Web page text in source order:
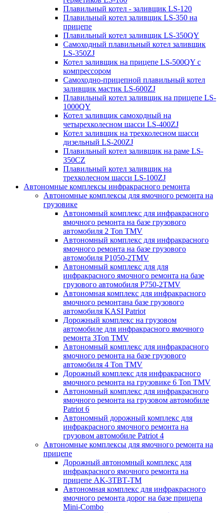
Плавильный котел - заливщик LS-120
Плавильный котел заливщик LS-350 на
прицепе
Плавильный котел заливщик LS-350QY
Самоходный плавильный котел заливщик
LS-350ZJ
Котел заливщик на прицепе LS-500QY с
компрессором
Самоходно-прицепной плавильный котел
заливщик мастик LS-600ZJ
Плавильный котел заливщик на прицепе LS-
1000QY
Котел заливщик самоходный на
четырехколесном шасси LS-400ZJ
Котел заливщик на трехколесном шасси
дизельный LS-200ZJ
Плавильный котел заливщик на раме LS-
350CZ
Плавильный котел заливщик на
трехколесном шасси LS-100ZJ
Автономные комплексы инфракрасного ремонта
Автономные комплексы для ямочного ремонта на
грузовике
Автономный комплекс для инфракрасного
ямочного ремонта на базе грузового
автомобиля 2 Ton TMV
Автономный комплекс для инфракрасного
ямочного ремонта на базе грузового
автомобиля P1050-2TMV
Автономный комплекс для для
инфракрасного ямочного ремонта на базе
грузового автомобиля P750-2TMV
Автономная комплекс для инфракрасного
ямочного ремонтана базе грузового
автомобиля KASI Patriot
Дорожный комплекс на грузовом
автомобиле для инфракрасного ямочного
ремонта 3Ton TMV
Автономный комплекс для инфракрасного
ямочного ремонта на базе грузового
автомобиля 4 Ton TMV
Дорожный комплекс для инфракрасного
ямочного ремонта на грузовике 6 Ton TMV
Автономный комплекс для инфракрасного
ямочного ремонта на грузовом автомобиле
Patriot 6
Автономный дорожный комплекс для
инфракрасного ямочного ремонта на
грузовом автомобиле Patriot 4
Автономные комплексы для ямочного ремонта на
прицепе
Дорожный автономный комплекс для
инфракрасного ямочного ремонта на
прицепе AK-3ТВТ-ТМ
Автономная комплекс для инфракрасного
ямочного ремонта дорог на базе прицепа
Mini-Combo